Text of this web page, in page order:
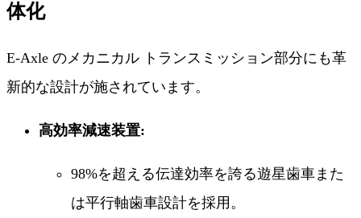
体化
E-Axle のメカニカル トランスミッション部分にも革
新的な設計が施されています。
高効率減速装置:
98%を超える伝達効率を誇る遊星歯車また
は平行軸歯車設計を採用。